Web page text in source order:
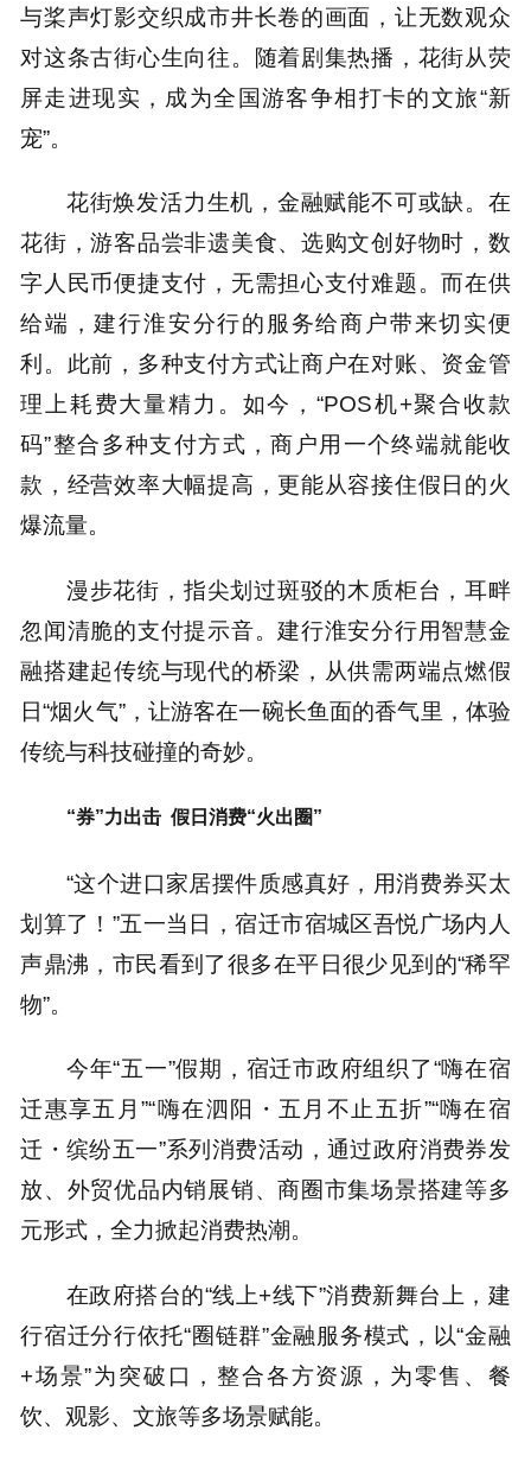
与桨声灯影交织成市井长卷的画面，让无数观众
对这条古街心生向往。随着剧集热播，花街从荧
屏走进现实，成为全国游客争相打卡的文旅“新
宠”。
花街焕发活力生机，金融赋能不可或缺。在
花街，游客品尝非遗美食、选购文创好物时，数
字人民币便捷支付，无需担心支付难题。而在供
给端，建行淮安分行的服务给商户带来切实便
利。此前，多种支付方式让商户在对账、资金管
理上耗费大量精力。如今，“POS机+聚合收款
码”整合多种支付方式，商户用一个终端就能收
款，经营效率大幅提高，更能从容接住假日的火
爆流量。
漫步花街，指尖划过斑驳的木质柜台，耳畔
忽闻清脆的支付提示音。建行淮安分行用智慧金
融搭建起传统与现代的桥梁，从供需两端点燃假
日“烟火气”，让游客在一碗长鱼面的香气里，体验
传统与科技碰撞的奇妙。
“券”力出击 假日消费“火出圈”
“这个进口家居摆件质感真好，用消费券买太
划算了！”五一当日，宿迁市宿城区吾悦广场内人
声鼎沸，市民看到了很多在平日很少见到的“稀罕
物”。
今年“五一”假期，宿迁市政府组织了“嗨在宿
迁惠享五月”“嗨在泗阳・五月不止五折”“嗨在宿
迁・缤纷五一”系列消费活动，通过政府消费券发
放、外贸优品内销展销、商圈市集场景搭建等多
元形式，全力掀起消费热潮。
在政府搭台的“线上+线下”消费新舞台上，建
行宿迁分行依托“圈链群”金融服务模式，以“金融
+场景”为突破口，整合各方资源，为零售、餐
饮、观影、文旅等多场景赋能。